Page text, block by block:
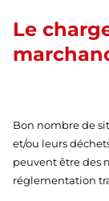
Le
Bon nombre de
et/ou leurs
peuvent être des
réglementation